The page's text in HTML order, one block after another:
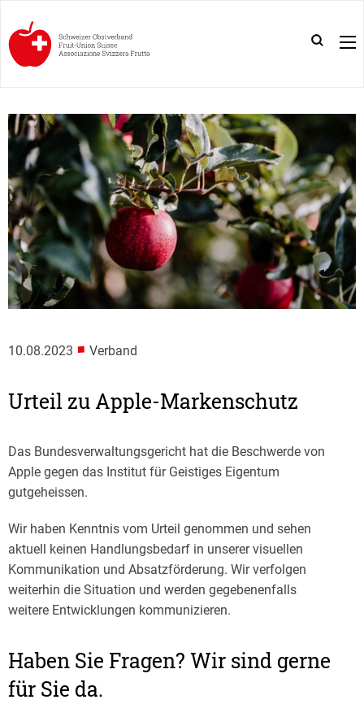
10.08.2023 ■ Verband
Urteil zu Apple-Markenschutz
Das Bundesverwaltungsgericht hat die Beschwerde von
Apple gegen das Institut für Geistiges Eigentum
gutgeheissen.
Wir haben Kenntnis vom Urteil genommen und sehen
aktuell keinen Handlungsbedarf in unserer visuellen
Kommunikation und Absatzförderung. Wir verfolgen
weiterhin die Situation und werden gegebenenfalls
weitere Entwicklungen kommunizieren.
Haben Sie Fragen? Wir sind gerne
für Sie da.